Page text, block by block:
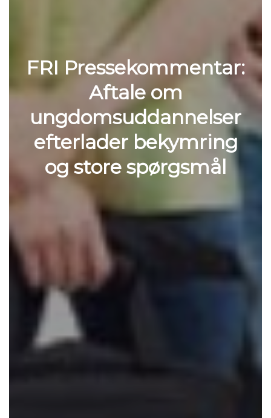
FRI Pressekommentar:
Aftale om
ungdomsuddannelser
efterlader bekymring
og store spørgsmål